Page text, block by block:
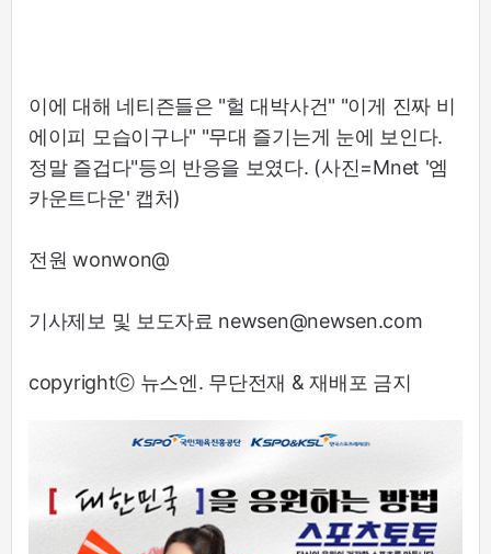
이에 대해 네티즌들은 "헐 대박사건" "이게 진짜 비
에이피 모습이구나" "무대 즐기는게 눈에 보인다.
정말 즐겁다"등의 반응을 보였다. (사진=Mnet '엠
카운트다운' 캡처)
전원 wonwon@
기사제보 및 보도자료 newsen@newsen.com
copyrightⓒ 뉴스엔. 무단전재 & 재배포 금지